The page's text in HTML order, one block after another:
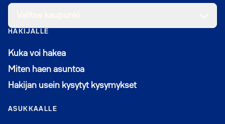
HAKIJALLE
Kuka voi hakea
Miten haen asuntoa
Hakijan usein kysytyt kysymykset
ASUKKAALLE